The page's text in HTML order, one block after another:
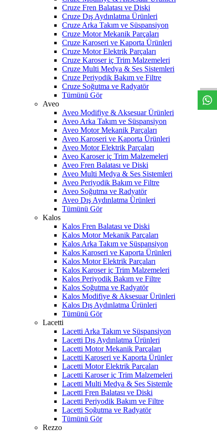
Cruze Fren Balatası ve Diski
Cruze Dış Aydınlatma Ürünleri
Cruze Arka Takım ve Süspansiyon
Cruze Motor Mekanik Parçaları
Cruze Karoseri ve Kaporta Ürünleri
Cruze Motor Elektrik Parçaları
Cruze Karoser iç Trim Malzemeleri
Cruze Multi Medya & Ses Sistemleri
Cruze Periyodik Bakım ve Filtre
Cruze Soğutma ve Radyatör
Tümünü Gör
Aveo
Aveo Modifiye & Aksesuar Ürünleri
Aveo Arka Takım ve Süspansiyon
Aveo Motor Mekanik Parçaları
Aveo Karoseri ve Kaporta Ürünleri
Aveo Motor Elektrik Parçaları
Aveo Karoser iç Trim Malzemeleri
Aveo Fren Balatası ve Diski
Aveo Multi Medya & Ses Sistemleri
Aveo Periyodik Bakım ve Filtre
Aveo Soğutma ve Radyatör
Aveo Dış Aydınlatma Ürünleri
Tümünü Gör
Kalos
Kalos Fren Balatası ve Diski
Kalos Motor Mekanik Parçaları
Kalos Arka Takım ve Süspansiyon
Kalos Karoseri ve Kaporta Ürünleri
Kalos Motor Elektrik Parçaları
Kalos Karoser iç Trim Malzemeleri
Kalos Periyodik Bakım ve Filtre
Kalos Soğutma ve Radyatör
Kalos Modifiye & Aksesuar Ürünleri
Kalos Dış Aydınlatma Ürünleri
Tümünü Gör
Lacetti
Lacetti Arka Takım ve Süspansiyon
Lacetti Dış Aydınlatma Ürünleri
Lacetti Motor Mekanik Parçaları
Lacetti Karoseri ve Kaporta Ürünler
Lacetti Motor Elektrik Parçaları
Lacetti Karoser iç Trim Malzemeleri
Lacetti Multi Medya & Ses Sistemle
Lacetti Fren Balatası ve Diski
Lacetti Periyodik Bakım ve Filtre
Lacetti Soğutma ve Radyatör
Tümünü Gör
Rezzo